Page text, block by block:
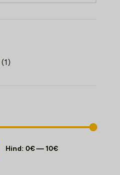
(1)
Hind: 0€— 10€